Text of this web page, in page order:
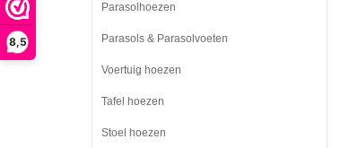
8,5
Parasolhoezen
Parasols & Parasolvoeten
Voertuig hoezen
Tafel hoezen
Stoel hoezen